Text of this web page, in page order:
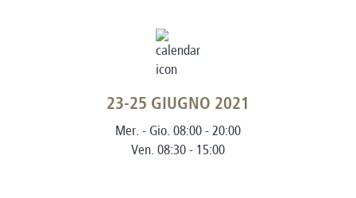
23-25 GIUGNO 2021
Mer. - Gio. 08:00 - 20:00
Ven. 08:30 - 15:00